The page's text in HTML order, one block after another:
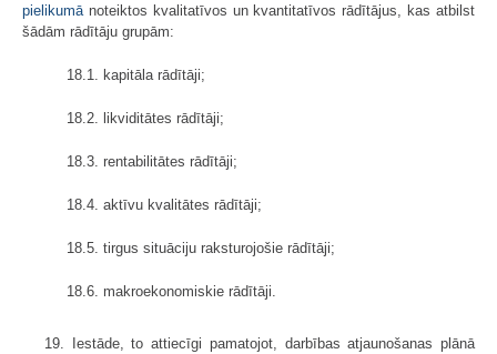
pielikumā noteiktos kvalitatīvos un kvantitatīvos rādītājus, kas atbilst
šādām rādītāju grupām:
18.1. kapitāla rādītāji;
18.2. likviditātes rādītāji;
18.3. rentabilitātes rādītāji;
18.4. aktīvu kvalitātes rādītāji;
18.5. tirgus situāciju raksturojošie rādītāji;
18.6. makroekonomiskie rādītāji.
19. Iestāde, to attiecīgi pamatojot, darbības atjaunošanas plānā